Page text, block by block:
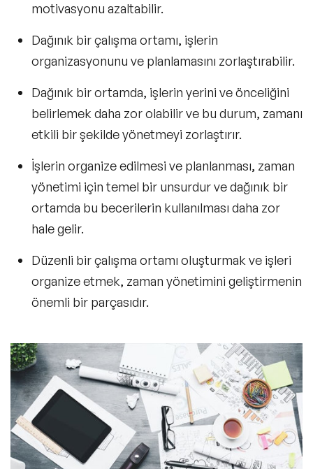
motivasyonu azaltabilir.
Dağınık bir çalışma ortamı, işlerin
organizasyonunu ve planlamasını zorlaştırabilir.
Dağınık bir ortamda, işlerin yerini ve önceliğini
belirlemek daha zor olabilir ve bu durum, zamanı
etkili bir şekilde yönetmeyi zorlaştırır.
İşlerin organize edilmesi ve planlanması, zaman
yönetimi için temel bir unsurdur ve dağınık bir
ortamda bu becerilerin kullanılması daha zor
hale gelir.
Düzenli bir çalışma ortamı oluşturmak ve işleri
organize etmek, zaman yönetimini geliştirmenin
önemli bir parçasıdır.